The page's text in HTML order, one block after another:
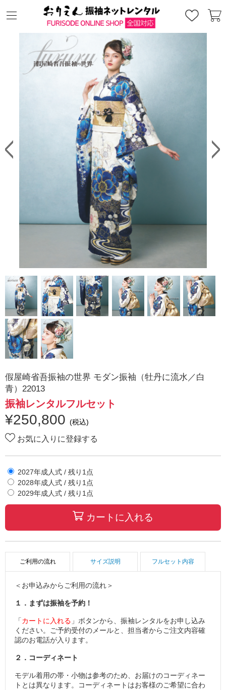
假屋崎省吾振袖の世界 モダン振袖（牡丹に流水／白
青）22013
振袖レンタルフルセット
¥250,800 (税込)
お気に入りに登録する
2027年成人式 / 残り 1 点
2028年成人式 / 残り 1 点
2029年成人式 / 残り 1 点
カートに入れる
ご利用の流れ サイズ説明 フルセット内容
＜お申込みからご利用の流れ＞
１．まずは振袖を予約！
「カートに入れる 」ボタンから、振袖レンタルをお申し込み
ください。ご予約受付のメールと、担当者からご注文内容確
認のお電話が入ります。
２．コーディネート
モデル着用の帯・小物は参考のため、お届けのコーディネー
トとは異なります。コーディネートはお客様のご希望に合わ